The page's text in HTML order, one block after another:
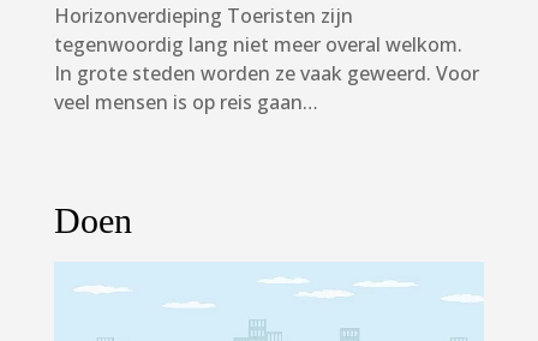
Horizonverdieping Toeristen zijn
tegenwoordig lang niet meer overal welkom.
In grote steden worden ze vaak geweerd. Voor
veel mensen is op reis gaan…
Doen